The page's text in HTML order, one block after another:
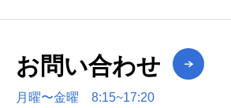
お問い合わせ
月曜〜金曜 8:15~17:20